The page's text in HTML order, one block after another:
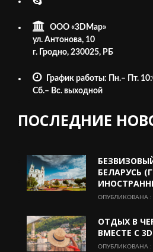
ООО «3DMap»
ул. Антонова, 10
г. Гродно, 230025, РБ
График работы: Пн.– Пт.
Cб.– Вс. выходной
ПОСЛЕДНИЕ
БЕЛАРУСЬ
ОПУБЛИКОВАНА :
ОТДЫХ В
ВМЕСТЕ С
ОПУБЛИКОВАНА :